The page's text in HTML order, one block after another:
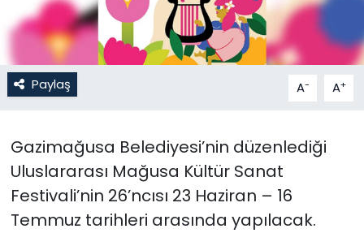
Paylaş A- A+
Gazimağusa Belediyesi’nin düzenlediği
Uluslararası Mağusa Kültür Sanat
Festivali’nin 26’ncısı 23 Haziran – 16
Temmuz tarihleri arasında yapılacak.
Moda
Nöbetçi Eczaneler
Politika
SAĞLIK